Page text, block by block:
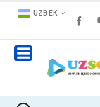
UZBEK